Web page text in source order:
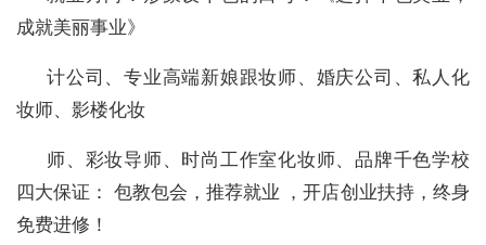
成就美丽事业》
计公司、专业高端新娘跟妆师、婚庆公司、私人化
妆师、影楼化妆
师、彩妆导师、时尚工作室化妆师、品牌千色学校
四大保证： 包教包会，推荐就业 ，开店创业扶持，终身
免费进修！